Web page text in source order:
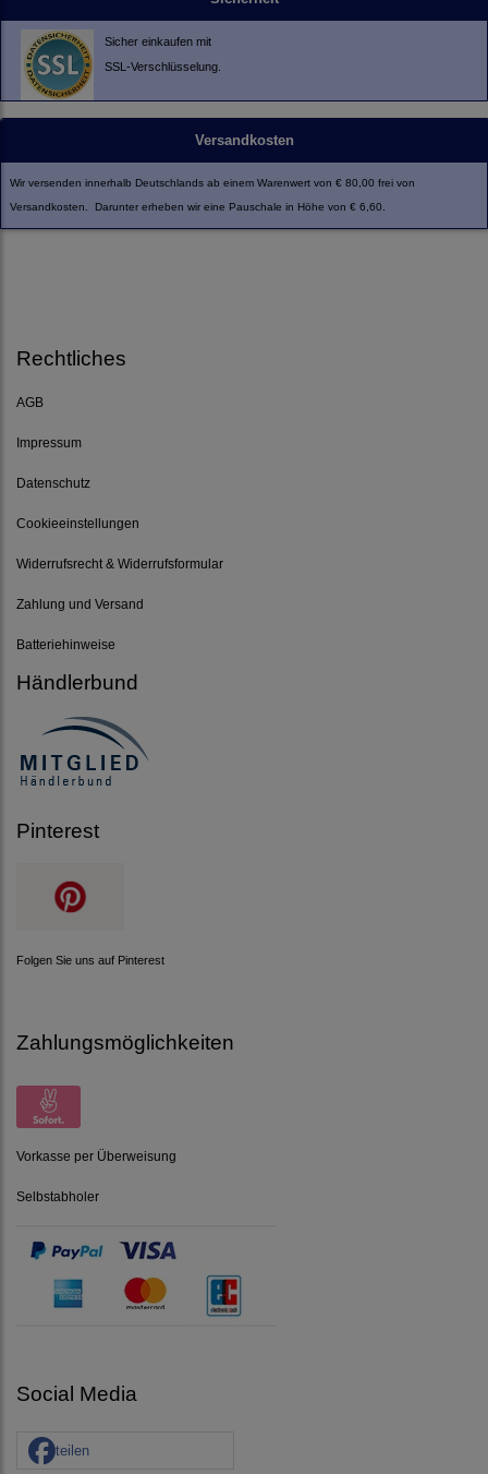
Sicher einkaufen mit
SSL-Verschlüsselung.
Versandkosten
Wir versenden innerhalb Deutschlands ab einem Warenwert von € 80,00 frei von
Versandkosten. Darunter erheben wir eine Pauschale in Höhe von € 6,60.
Rechtliches
AGB
Impressum
Datenschutz
Cookieeinstellungen
Widerrufsrecht & Widerrufsformular
Zahlung und Versand
Batteriehinweise
Händlerbund
Pinterest
Folgen Sie uns auf Pinterest
Zahlungsmöglichkeiten
Vorkasse per Überweisung
Selbstabholer
Social Media
teilen